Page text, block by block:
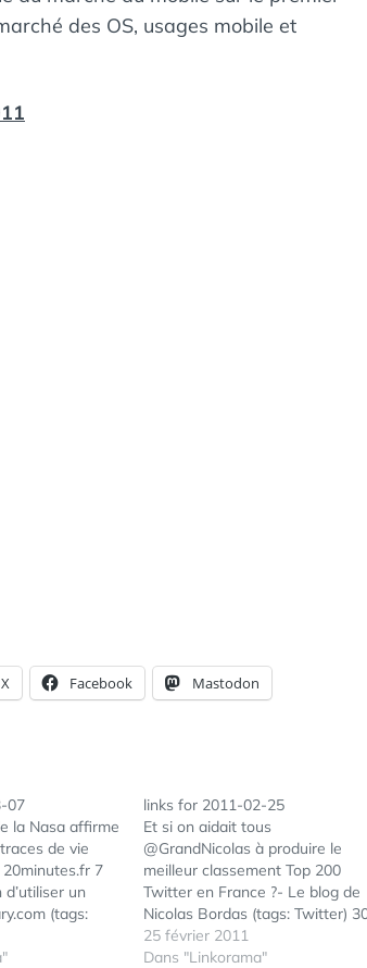
des OS, usages mobile et
X Facebook Mastodon
07
la Nasa affirme
de vie
7
un
(tags:
Les
enquêtes sur
links for 2011-02-25
Et si on aidait tous
@GrandNicolas à produire le
meilleur classement Top 200
Twitter en France ?- Le blog de
Nicolas Bordas (tags: Twitter)
Free Clean & White Minimal
Wordpress Themes (tags:
25 février 2011
Dans "Linkorama"